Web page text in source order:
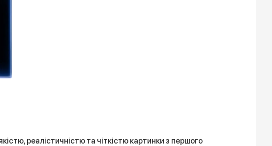
реалістичністю та чіткістю картинки з першого